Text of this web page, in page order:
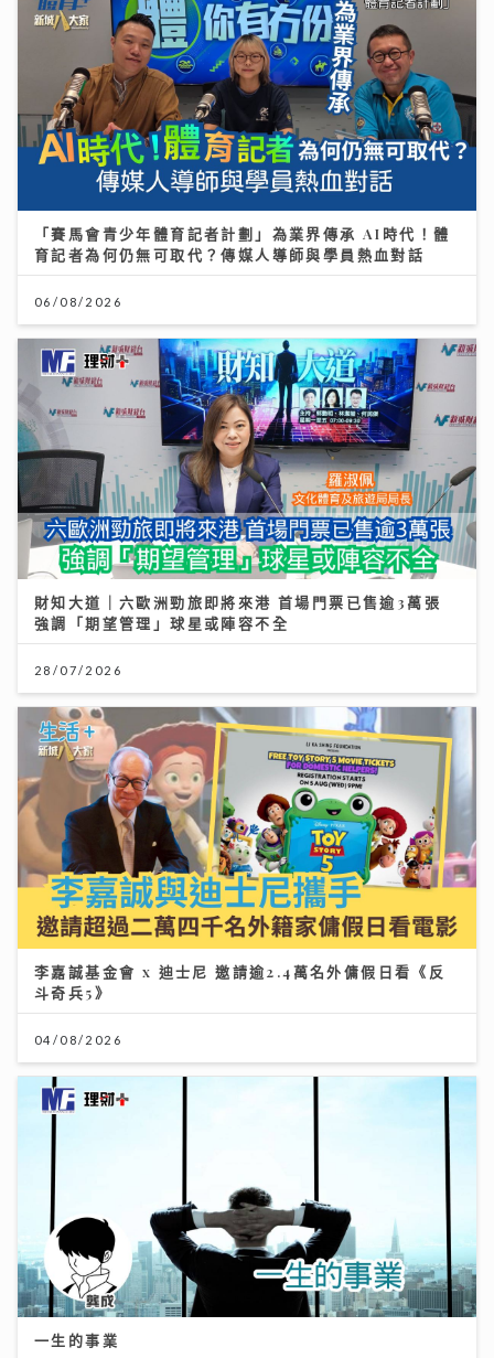
「賽馬會青少年體育記者計劃」為業界傳承 AI時代！體
育記者為何仍無可取代？傳媒人導師與學員熱血對話
06/08/2026
財知大道｜六歐洲勁旅即將來港 首場門票已售逾3萬張
強調「期望管理」球星或陣容不全
28/07/2026
李嘉誠基金會 x 迪士尼 邀請逾2.4萬名外傭假日看《反
斗奇兵5》
04/08/2026
一生的事業